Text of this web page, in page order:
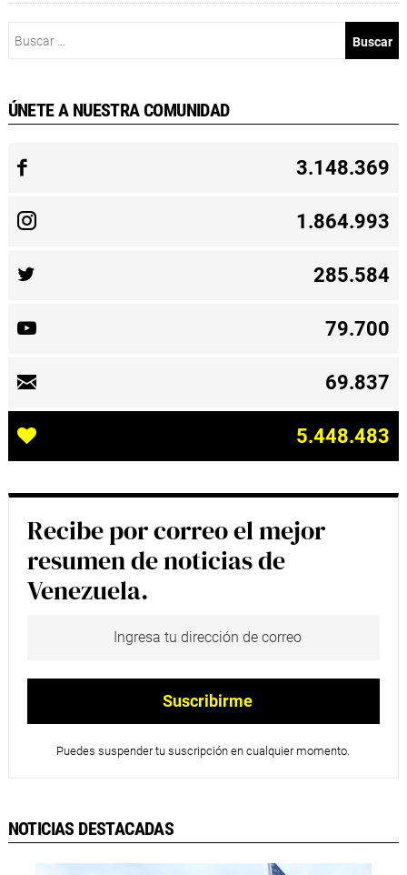
ÚNETE A NUESTRA COMUNIDAD
3.148.369
1.864.993
285.584
79.700
69.837
5.448.483
Recibe por correo el mejor
resumen de noticias de
Venezuela.
Puedes suspender tu suscripción en cualquier momento.
NOTICIAS DESTACADAS